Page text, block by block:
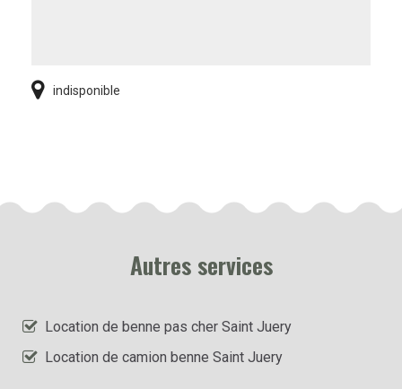
indisponible
Autres services
Location de benne pas cher Saint Juery
Location de camion benne Saint Juery